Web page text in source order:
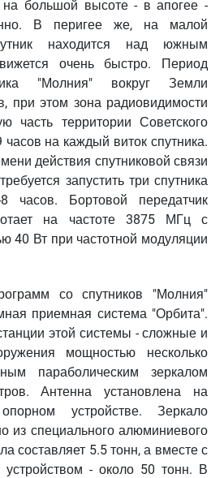
на большой высоте - в апогее -
В перигее же, на малой
находится над южным
очень быстро. Период
"Молния" вокруг Земли
при этом зона радиовидимости
часть территории Советского
на каждый виток спутника.
действия спутниковой связи
запустить три спутника
часов. Бортовой передатчик
на частоте 3875 МГц с
40 Вт при частотной модуляции
со спутников "Молния"
приемная система "Орбита".
этой системы - сложные и
мощностью несколько
параболическим зеркалом
Антенна установлена на
устройстве. Зеркало
из специального алюминиевого
составляет 5.5 тонн, а вместе с
устройством - около 50 тонн. В